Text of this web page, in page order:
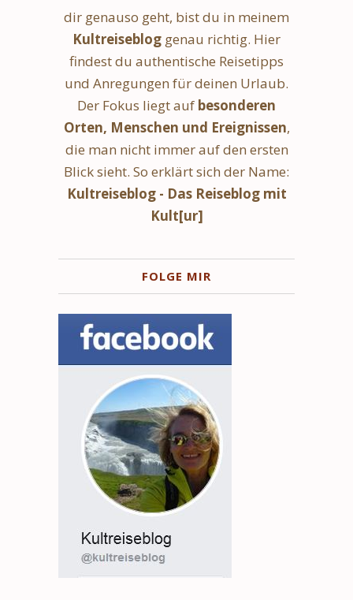
dir genauso geht, bist du in meinem
Kultreiseblog genau richtig. Hier
findest du authentische Reisetipps
und Anregungen für deinen Urlaub.
Der Fokus liegt auf besonderen
Orten, Menschen und Ereignissen,
die man nicht immer auf den ersten
Blick sieht. So erklärt sich der Name:
Kultreiseblog - Das Reiseblog mit
Kult[ur]
FOLGE MIR